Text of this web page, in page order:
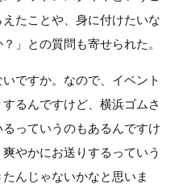
たことや、身に付けたいな
」との質問も寄せられた。
ですか。なので、イベント
るんですけど、横浜ゴムさ
っていうのもあるんですけ
やかにお送りするっていう
んじゃないかなと思いま